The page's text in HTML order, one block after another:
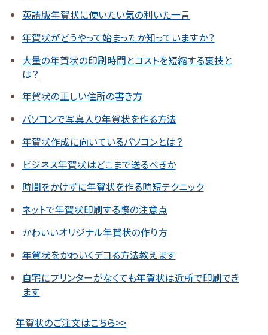
英語版年賀状に使いたい気の利いた一言
年賀状がどうやって始まったか知っていますか？
大量の年賀状の印刷時間とコストを短縮する裏技と
は？
年賀状の正しい住所の書き方
パソコンで写真入り年賀状を作る方法
年賀状作成に向いているパソコンとは？
ビジネス年賀状はどこまで送るべきか
時間をかけずに年賀状を作る時短テクニック
ネットで年賀状印刷する際の注意点
かわいいオリジナル年賀状の作り方
年賀状をかわいくデコる方法教えます
自宅にプリンターがなくても年賀状は近所で印刷でき
ます
年賀状のご注文はこちら>>